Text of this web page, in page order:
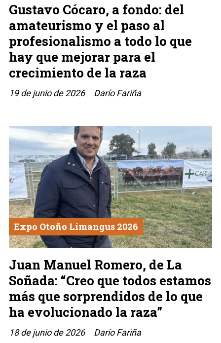
Gustavo Cócaro, a fondo: del
amateurismo y el paso al
profesionalismo a todo lo que
hay que mejorar para el
crecimiento de la raza
Darío Fariña
19 de junio de 2026
Juan Manuel Romero, de La
Soñada: “Creo que todos estamos
más que sorprendidos de lo que
ha evolucionado la raza”
Darío Fariña
Expo Otoño Limangus 2026
18 de junio de 2026